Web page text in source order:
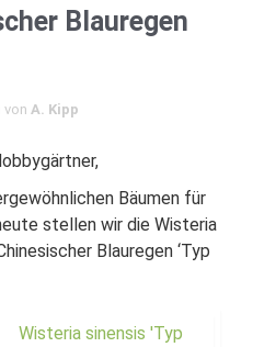
Blauregen
von A. Kipp
Bäumen für
stellen wir die Wisteria
Blauregen ‘Typ